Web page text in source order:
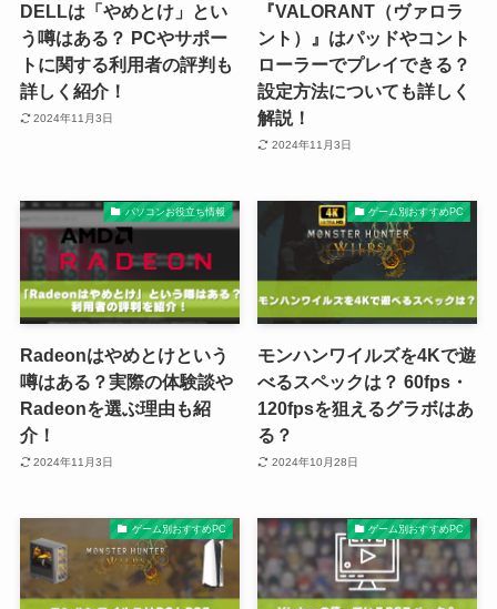
DELLは「やめとけ」とい
う噂はある？ PCやサポー
トに関する利用者の評判も
詳しく紹介！
2024年11月3日
『VALORANT（ヴァロラ
ント）』はパッドやコント
ローラーでプレイできる？
設定方法についても詳しく
解説！
2024年11月3日
パソコンお役立ち情報
Radeonはやめとけという
噂はある？実際の体験談や
Radeonを選ぶ理由も紹
介！
2024年11月3日
ゲーム別おすすめPC
モンハンワイルズを4Kで遊
べるスペックは？ 60fps・
120fpsを狙えるグラボはあ
る？
2024年10月28日
ゲーム別おすすめPC ゲーム別おすすめPC